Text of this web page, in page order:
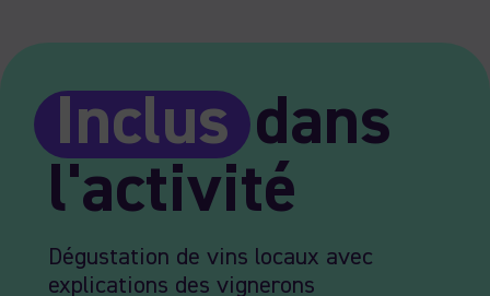
Inclusdans
l'activité
Dégustation de vins locaux avec
explications des vignerons